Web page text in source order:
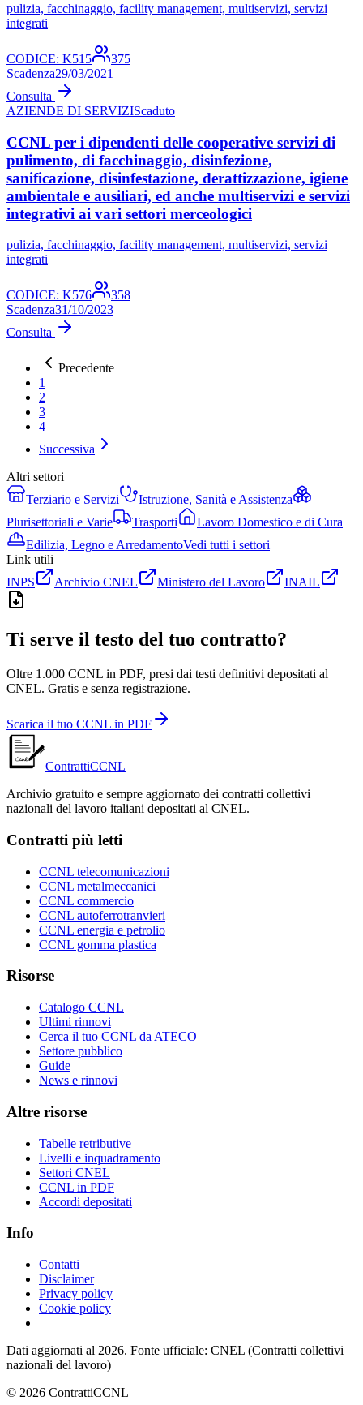
pulizia, facchinaggio, facility management, multiservizi, servizi
integrati
CODICE: K515
375
Scadenza29/03/2021
Consulta
AZIENDE DI SERVIZIScaduto
CCNL per i dipendenti delle cooperative servizi di
pulimento, di facchinaggio, disinfezione,
sanificazione, disinfestazione, derattizzazione, igiene
ambientale e ausiliari, ed anche multiservizi e servizi
integrativi ai vari settori merceologici
pulizia, facchinaggio, facility management, multiservizi, servizi
integrati
CODICE: K576
358
Scadenza31/10/2023
Consulta
Precedente
1
2
3
4
Successiva
Altri settori
Terziario e Servizi
Istruzione, Sanità e Assistenza
Plurisettoriali e Varie
Trasporti
Lavoro Domestico e di Cura
Edilizia, Legno e ArredamentoVedi tutti i settori
Link utili
INPS
Archivio CNEL Ministero del Lavoro INAIL
Ti serve il testo del tuo contratto?
Oltre 1.000 CCNL in PDF, presi dai testi definitivi depositati al
CNEL. Gratis e senza registrazione.
Scarica il tuo CCNL in PDF
ContrattiCCNL
Archivio gratuito e sempre aggiornato dei contratti collettivi
nazionali del lavoro italiani depositati al CNEL.
Contratti più letti
CCNL telecomunicazioni
CCNL metalmeccanici
CCNL commercio
CCNL autoferrotranvieri
CCNL energia e petrolio
CCNL gomma plastica
Risorse
Catalogo CCNL
Ultimi rinnovi
Cerca il tuo CCNL da ATECO
Settore pubblico
Guide
News e rinnovi
Altre risorse
Tabelle retributive
Livelli e inquadramento
Settori CNEL
CCNL in PDF
Accordi depositati
Info
Contatti
Disclaimer
Privacy policy
Cookie policy
Dati aggiornati al 2026. Fonte ufficiale: CNEL (Contratti collettivi
nazionali del lavoro)
© 2026 ContrattiCCNL